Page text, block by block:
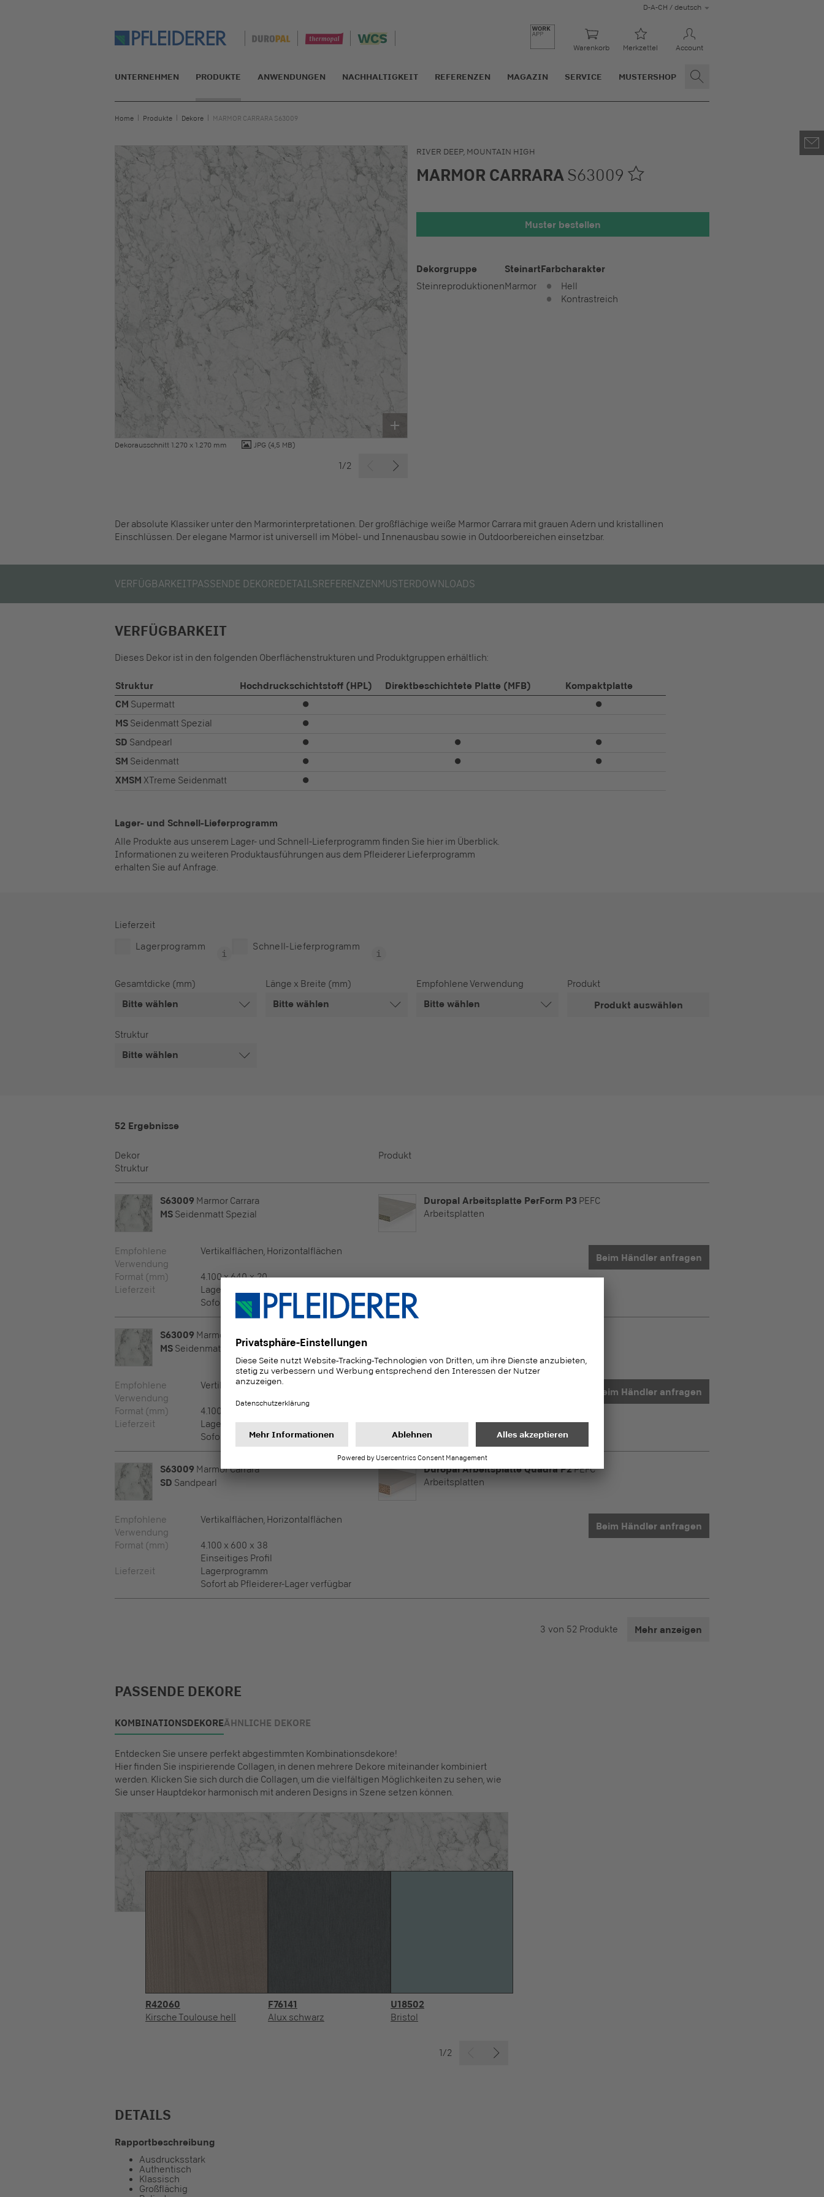
D-A-CH / deutsch
Warenkorb Merkzettel Account
UNTERNEHMEN PRODUKTE ANWENDUNGEN NACHHALTIGKEIT REFERENZEN MAGAZIN SERVICE MUSTERSHOP
Home Produkte Dekore MARMOR CARRARA S63009
Dekorausschnitt 1.270 x 1.270 mm JPG (4,5 MB)
1/2
RIVER DEEP, MOUNTAIN HIGH
MARMOR CARRARA S63009
Muster bestellen
Dekorgruppe
Steinreproduktionen
Steinart
Marmor
Farbcharakter
Hell
Kontrastreich
Der absolute Klassiker unter den Marmorinterpretationen. Der großflächige weiße Marmor Carrara mit grauen Adern und kristallinen
Einschlüssen. Der elegane Marmor ist universell im Möbel- und Innenausbau sowie in Outdoorbereichen einsetzbar.
VERFÜGBARKEITPASSENDE DEKOREDETAILSREFERENZENMUSTERDOWNLOADS
VERFÜGBARKEIT
Dieses Dekor ist in den folgenden Oberflächenstrukturen und Produktgruppen erhältlich:
Struktur Hochdruckschichtstoff (HPL) Direktbeschichtete Platte (MFB)
Kompaktplatte
CM Supermatt ⏺ ⏺
MS Seidenmatt Spezial ⏺
SD Sandpearl ⏺ ⏺ ⏺
SM Seidenmatt ⏺ ⏺ ⏺
XMSM XTreme Seidenmatt ⏺
Lager- und Schnell-Lieferprogramm
Alle Produkte aus unserem Lager- und Schnell-Lieferprogramm finden Sie hier im Überblick.
Informationen zu weiteren Produktausführungen aus dem Pfleiderer Lieferprogramm
erhalten Sie auf Anfrage.
Lieferzeit
Lagerprogramm
Schnell-Lieferprogramm
Gesamtdicke (mm)
Bitte wählen
Länge x Breite (mm)
Bitte wählen
Empfohlene Verwendung
Bitte wählen
Produkt
Produkt auswählen
Struktur
Bitte wählen
52 Ergebnisse
Dekor
Struktur
Produkt
S63009 Marmor Carrara
MS Seidenmatt Spezial
Duropal Arbeitsplatte PerForm P3 PEFC
Arbeitsplatten
Empfohlene
Verwendung
Vertikalflächen, Horizontalflächen
Format (mm)
4.100 x 640 x 20
Lieferzeit
Lagerprogramm
Sofort ab Pfleiderer-Lager verfügbar
Beim Händler anfragen
S63009 Marmor Carrara
MS Seidenmatt Spezial
Empfohlene
Verwendung
Vertikalflächen, Horizontalflächen
Format (mm)
4.100 x 900 x 20
Lieferzeit
Lagerprogramm
Sofort ab Pfleiderer-Lager verfügbar
Beim Händler anfragen
S63009 Marmor Carrara
SD Sandpearl
Duropal Arbeitsplatte Quadra P2PEFC
Arbeitsplatten
Empfohlene
Verwendung
Vertikalflächen, Horizontalflächen
Format (mm)
4.100 x 600 x 38
Einseitiges Profil
Lieferzeit
Lagerprogramm
Sofort ab Pfleiderer-Lager verfügbar
Beim Händler anfragen
3 von 52 Produkte Mehr anzeigen
PASSENDE DEKORE
KOMBINATIONSDEKOREÄHNLICHE DEKORE
Entdecken Sie unsere perfekt abgestimmten Kombinationsdekore!
Hier finden Sie inspirierende Collagen, in denen mehrere Dekore miteinander kombiniert
werden. Klicken Sie sich durch die Collagen, um die vielfältigen Möglichkeiten zu sehen, wie
Sie unser Hauptdekor harmonisch mit anderen Designs in Szene setzen können.
R42060
Kirsche Toulouse hell
F76141
Alux schwarz
U18502
Bristol
1/2
DETAILS
Rapportbeschreibung
Ausdrucksstark
Authentisch
Klassisch
Großflächig